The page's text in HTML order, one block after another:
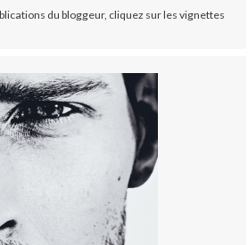
du bloggeur, cliquez sur les vignettes